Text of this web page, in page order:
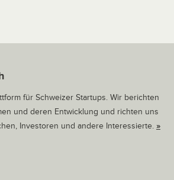
für Schweizer Startups. Wir berichten
und deren Entwicklung und richten uns
Investoren und andere Interessierte. »